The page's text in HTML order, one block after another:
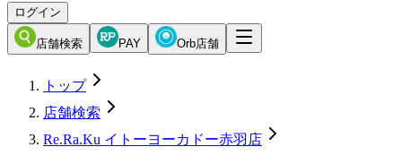
ログイン
店舗検索 PAY Orb店舗
トップ
店舗検索
Re.Ra.Ku イトーヨーカドー赤羽店